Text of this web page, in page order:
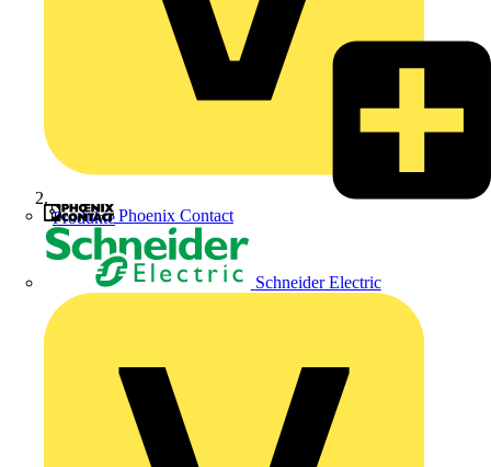
Phoenix Contact
Schneider Electric
Produkte